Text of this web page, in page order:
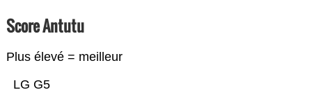
Score Antutu
Plus élevé = meilleur
LG G5